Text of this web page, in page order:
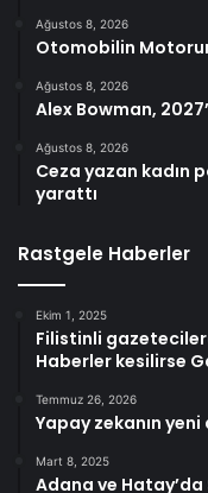
Ağustos 8, 2026
Otomobilin
Ağustos 8, 2026
Alex Bowman,
Ağustos 8, 2026
Ceza yazan kadın
yarattı
Rastgele Haberler
Ekim 1, 2025
Filistinli
Haberler kesilirse
Temmuz 26, 2026
Yapay zekanın yeni
Mart 8, 2025
Adana ve